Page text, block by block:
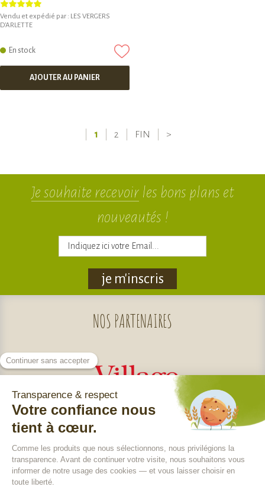
Vendu et expédié par : LES VERGERS
D'ARLETTE
En stock
AJOUTER AU PANIER
1 2 FIN >
Je souhaite recevoirles bons plans et
nouveautés !
je m'inscris
NOS PARTENAIRES